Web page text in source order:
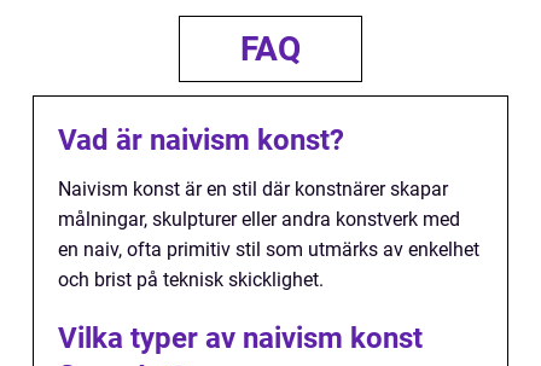
FAQ
Vad är naivism konst?
Naivism konst är en stil där konstnärer skapar
målningar, skulpturer eller andra konstverk med
en naiv, ofta primitiv stil som utmärks av enkelhet
och brist på teknisk skicklighet.
Vilka typer av naivism konst